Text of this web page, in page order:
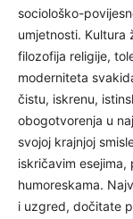
sociološko-
umjetnosti. Kultura
filozofija religije,
moderniteta
čistu, iskrenu,
obogotvorenja u
svojoj krajnjoj
iskričavim
humoreskama.
i uzgred, dočitate